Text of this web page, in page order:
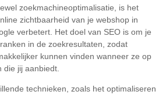
zoekmachineoptimalisatie, is het
zichtbaarheid van je webshop in
verbetert. Het doel van SEO is om je
in de zoekresultaten, zodat
kunnen vinden wanneer ze op
jij aanbiedt.
technieken, zoals het optimaliseren